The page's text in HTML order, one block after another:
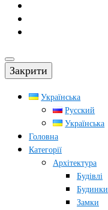
Закрити
Українська
Русский
Українська
Головна
Категорії
Архітектура
Будівлі
Будинки
Замки